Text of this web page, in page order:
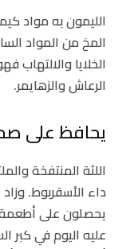
الليمون به مواد
المخ من المواد
الخلايا
الرعاش والزهايمر.
يحافظ على
اللثة المنتفخة
داء الأسقربوط.
يحصلون على
عليه اليوم في